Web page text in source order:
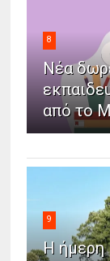
8
Νέα
από το
9
Η ήμερη